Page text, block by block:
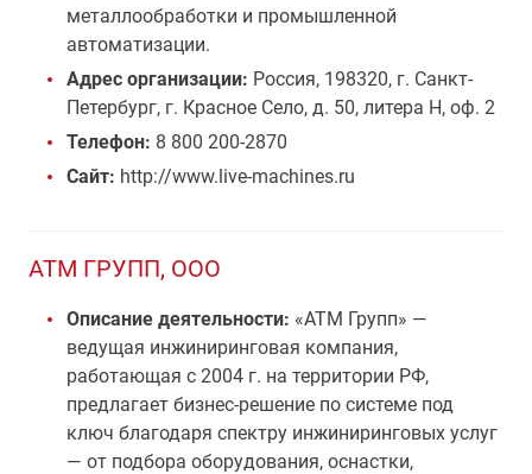
металлообработки и промышленной
автоматизации.
Адрес организации: Россия, 198320, г. Санкт-
Петербург, г. Красное Село, д. 50, литера Н, оф. 2
Телефон: 8 800 200-2870
Сайт: http://www.live-machines.ru
АТМ ГРУПП, ООО
Описание деятельности: «АТМ Групп» —
ведущая инжиниринговая компания,
работающая с 2004 г. на территории РФ,
предлагает бизнес-решение по системе под
ключ благодаря спектру инжиниринговых услуг
— от подбора оборудования, оснастки,